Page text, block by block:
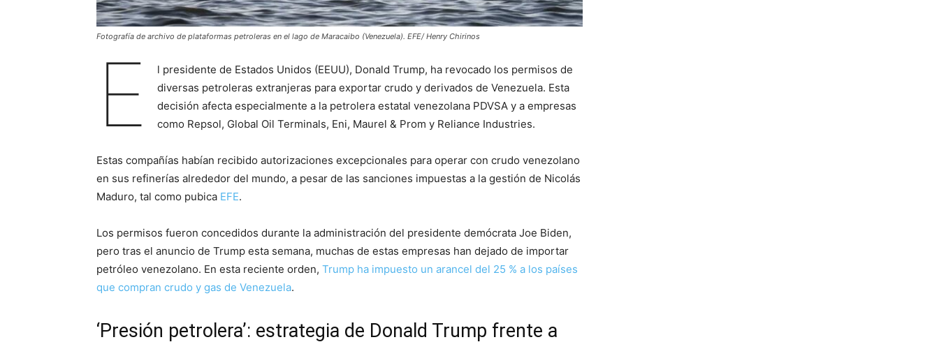
Fotografía de archivo de plataformas petroleras en el lago de Maracaibo (Venezuela). EFE/ Henry Chirinos
E
l presidente de Estados Unidos (EEUU), Donald Trump, ha revocado los permisos de
diversas petroleras extranjeras para exportar crudo y derivados de Venezuela. Esta
decisión afecta especialmente a la petrolera estatal venezolana PDVSA y a empresas
como Repsol, Global Oil Terminals, Eni, Maurel & Prom y Reliance Industries.
Estas compañías habían recibido autorizaciones excepcionales para operar con crudo venezolano
en sus refinerías alrededor del mundo, a pesar de las sanciones impuestas a la gestión de Nicolás
Maduro, tal como pubica EFE.
Los permisos fueron concedidos durante la administración del presidente demócrata Joe Biden,
pero tras el anuncio de Trump esta semana, muchas de estas empresas han dejado de importar
petróleo venezolano. En esta reciente orden, Trump ha impuesto un arancel del 25 % a los países
que compran crudo y gas de Venezuela.
‘Presión petrolera’: estrategia de Donald Trump frente a